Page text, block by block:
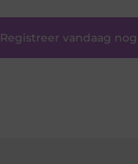
Registreer vandaag nog